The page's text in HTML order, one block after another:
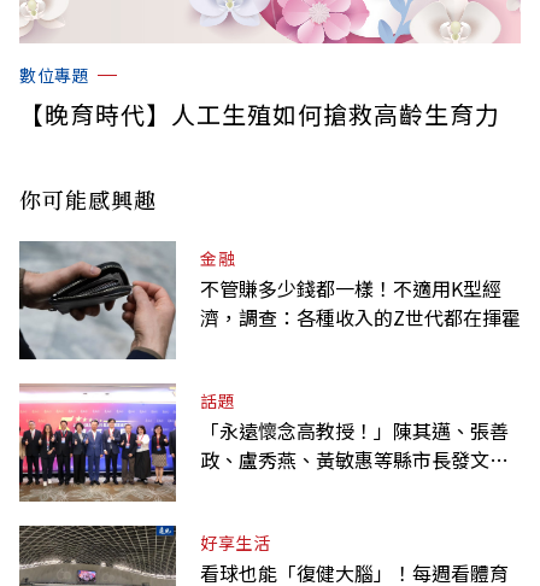
數位專題
【晚育時代】人工生殖如何搶救高齡生育力
你可能感興趣
金融
不管賺多少錢都一樣！不適用K型經
濟，調查：各種收入的Z世代都在揮霍
話題
「永遠懷念高教授！」陳其邁、張善
政、盧秀燕、黃敏惠等縣市長發文弔
好享生活
看球也能「復健大腦」！每週看體育